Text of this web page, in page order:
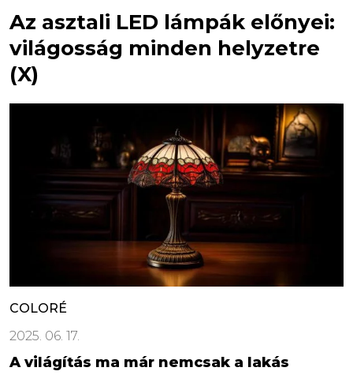
Az asztali LED lámpák előnyei:
világosság minden helyzetre
(X)
COLORÉ
2025. 06. 17.
A világítás ma már nemcsak a lakás